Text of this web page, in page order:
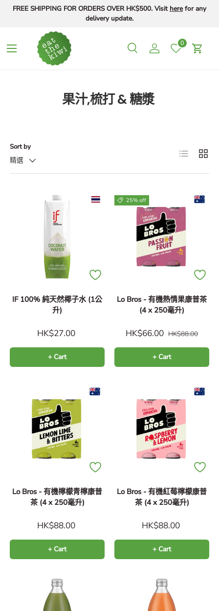
FREE SHIPPING FOR ORDERS OVER HK$500. Visit herefor any
delivery update.
SearchLog in
0
Cart
Menu
果汁,梳打 & 糖漿
Sort by
精選
List Grid
IF 100% 純天然椰子水 (1公
升)
HK$27.00
+ Cart
25% off
Lo Bros - 有機熱情果康普茶
(4 x 250毫升)
HK$66.00 HK$88.00
+ Cart
Lo Bros - 有機檸檬青檸康普
茶 (4 x 250毫升)
HK$88.00
+ Cart
Lo Bros - 有機紅莓檸檬康普
茶 (4 x 250毫升)
HK$88.00
+ Cart